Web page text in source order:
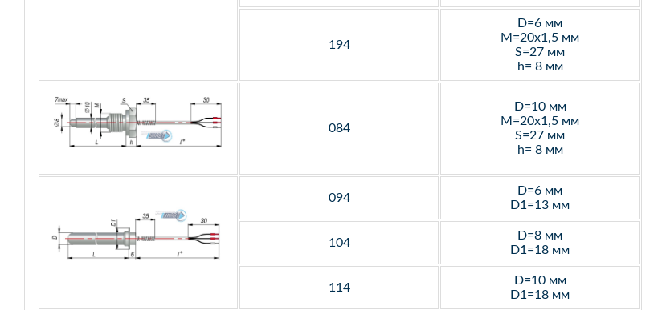
194
D=6 мм
M=20х1,5 мм
S=27 мм
h= 8 мм
084
D=10 мм
M=20х1,5 мм
S=27 мм
h= 8 мм
094
D=6 мм
D1=13 мм
104
D=8 мм
D1=18 мм
114
D=10 мм
D1=18 мм